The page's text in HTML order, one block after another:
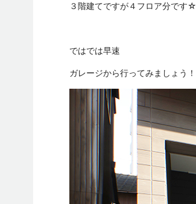
３階建てですが４フロア分です☆
ではでは早速
ガレージから行ってみましょう！